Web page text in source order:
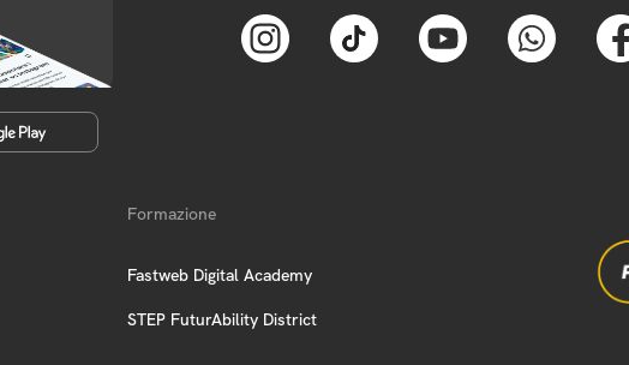
Formazione
Fastweb Digital Academy
STEP FuturAbility District